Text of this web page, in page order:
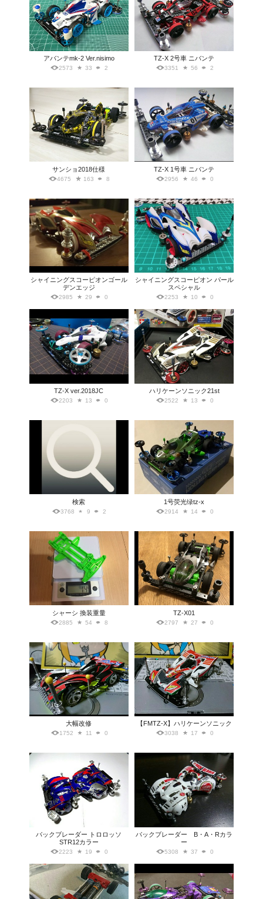
アバンテmk-2 Ver.nisimo
2573 33 2
TZ-X 2号車 ニバンテ
3351 56 2
サンショ2018仕様
4675 163 8
TZ-X 1号車 ニバンテ
2956 46 0
シャイニングスコーピオンゴール
デンエッジ
2985 29 0
シャイニングスコーピオン パール
スペシャル
2253 10 0
TZ-X ver.2018JC
2203 13 0
ハリケーンソニック21st
2522 13 0
検索
3768 9 2
1号荧光绿tz-x
2914 14 0
シャーシ 換装重量
2885 54 8
TZ-X01
2797 27 0
大幅改修
1752 11 0
【FMTZ-X】ハリケーンソニック
3038 17 0
バックブレーダー トロロッソ
STR12カラー
2223 19 0
バックブレーダー B・A・Rカラ
ー
5308 37 0